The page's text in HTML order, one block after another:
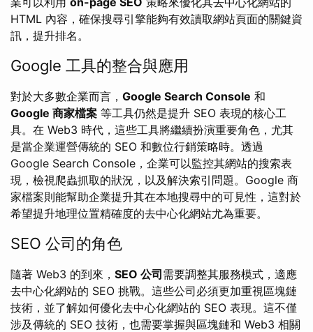
HTML 內容，確保搜尋引擎能夠有效讀取網站頁面的關鍵資
訊，提升排名。
Google 工具的整合與應用
對於大多數企業而言， Google Search Console 和
Google 商家檔案 等工具仍然是提升 SEO 表現的核心工
具。在 Web3 時代，這些工具將繼續扮演重要角色，尤其
是當企業運營傳統的 SEO 和數位行銷策略時。透過
Google Search Console，企業可以監控其網站的搜索表
現，檢視爬蟲抓取的狀況，以及解決索引問題。Google 商
家檔案則能幫助企業提升其在本地搜尋中的可見性，這對於
希望提升地理位置精確度的去中心化網站尤為重要。
SEO 公司的角色
隨著 Web3 的到來， SEO 公司 需要調整其服務模式，適應
去中心化網站的 SEO 挑戰。這些公司必須更加重視區塊鏈
技術，並了解如何優化去中心化網站的 SEO 表現。這不僅
涉及傳統的 SEO 技術，也需要掌握與區塊鏈和 Web3 相關